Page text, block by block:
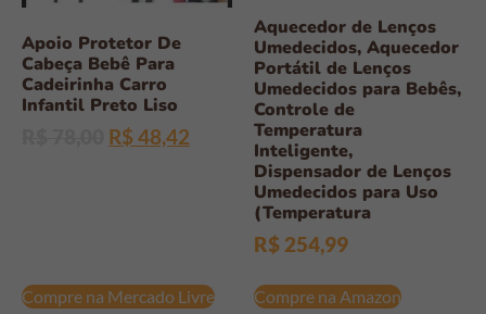
Apoio Protetor De
Cabeça Bebê Para
Cadeirinha Carro
Infantil Preto Liso
R$ 48,42
Compre na Mercado Livre
Aquecedor de Lenços
Umedecidos, Aquecedor
Portátil de Lenços
Umedecidos para Bebês,
Controle de
Temperatura
Inteligente,
Dispensador de Lenços
Umedecidos para Uso
(Temperatura
R$ 254,99
Compre na Amazon